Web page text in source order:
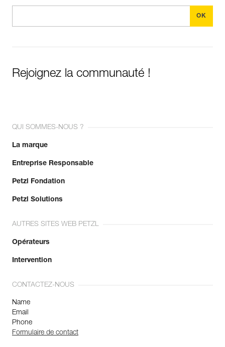
Rejoignez la communauté !
QUI SOMMES-NOUS ?
La marque
Entreprise Responsable
Petzl Fondation
Petzl Solutions
AUTRES SITES WEB PETZL
Opérateurs
Intervention
CONTACTEZ-NOUS
Name
Email
Phone
Formulaire de contact